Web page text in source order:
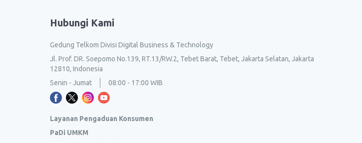
Hubungi Kami
Gedung Telkom Divisi Digital Business & Technology
Jl. Prof. DR. Soepomo No.139, RT.13/RW.2, Tebet Barat, Tebet, Jakarta Selatan, Jakarta
12810, Indonesia
Senin - Jumat
08:00 - 17:00 WIB
Layanan Pengaduan Konsumen
PaDi UMKM